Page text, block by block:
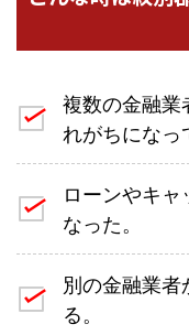
複数の金融業
れがちになっ
ローンやキャ
なった。
別の金融業者
る。